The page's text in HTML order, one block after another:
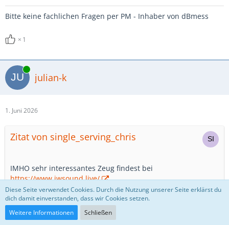
Bitte keine fachlichen Fragen per PM - Inhaber von dBmess
1
Online
julian-k
1. Juni 2026
Zitat von single_serving_chris
IMHO sehr interessantes Zeug findest bei
https://www.jwsound.live/
Schwer verliebt 😍
Diese Seite verwendet Cookies. Durch die Nutzung unserer Seite erklärst du
dich damit einverstanden, dass wir Cookies setzen.
Weitere Informationen
Schließen